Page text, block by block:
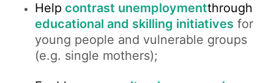
Help contrast unemploymentthrough
educational and skilling initiatives for
young people and vulnerable groups
(e.g. single mothers);